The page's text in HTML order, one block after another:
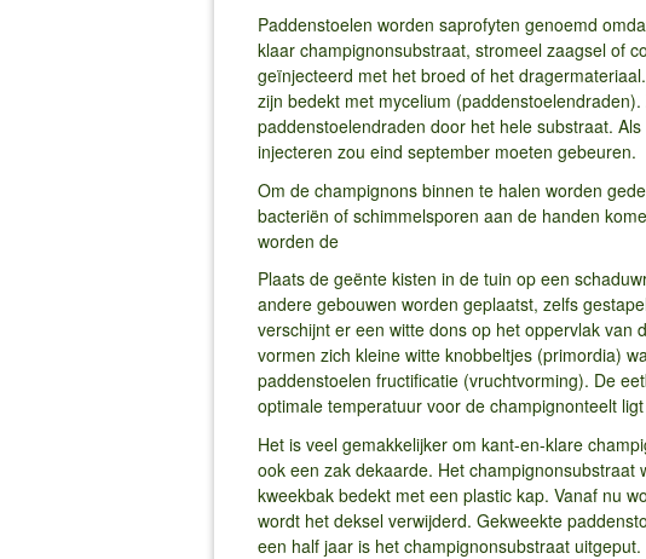
Paddenstoelen worden saprofyten genoemd
klaar champignonsubstraat, stromeel zaagsel of
geïnjecteerd met het broed of het
zijn bedekt met mycelium
paddenstoelendraden door het hele substraat.
injecteren zou eind september moeten gebeuren.
Om de champignons binnen te halen worden
bacteriën of schimmelsporen aan de handen
worden de
Plaats de geënte kisten in de tuin op een
andere gebouwen worden geplaatst, zelfs
verschijnt er een witte dons op het oppervlak
vormen zich kleine witte knobbeltjes (primordia)
paddenstoelen fructificatie (vruchtvorming). De
optimale temperatuur voor de champignonteelt
Het is veel gemakkelijker om kant-en-klare
ook een zak dekaarde. Het
kweekbak bedekt met een plastic kap. Vanaf nu
wordt het deksel verwijderd. Gekweekte
een half jaar is het champignonsubstraat uitgeput.